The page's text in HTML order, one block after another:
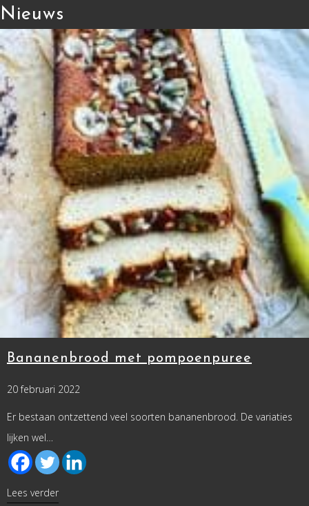
Nieuws
Bananenbrood met pompoenpuree
20 februari 2022
Er bestaan ontzettend veel soorten bananenbrood. De variaties
lijken wel…
Lees verderabout Bananenbrood met pompoenpuree